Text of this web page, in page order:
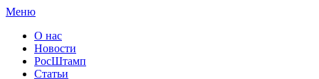
Меню
О нас
Новости
РосШтамп
Статьи